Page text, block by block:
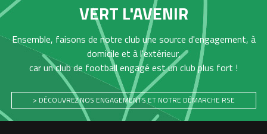
VERT L'AVENIR
Ensemble, faisons de notre club une source d'engagement, à
domicile et à l'extérieur,
car un club de football engagé est un club plus fort !
> DÉCOUVREZ NOS ENGAGEMENTS ET NOTRE DÉMARCHE RSE